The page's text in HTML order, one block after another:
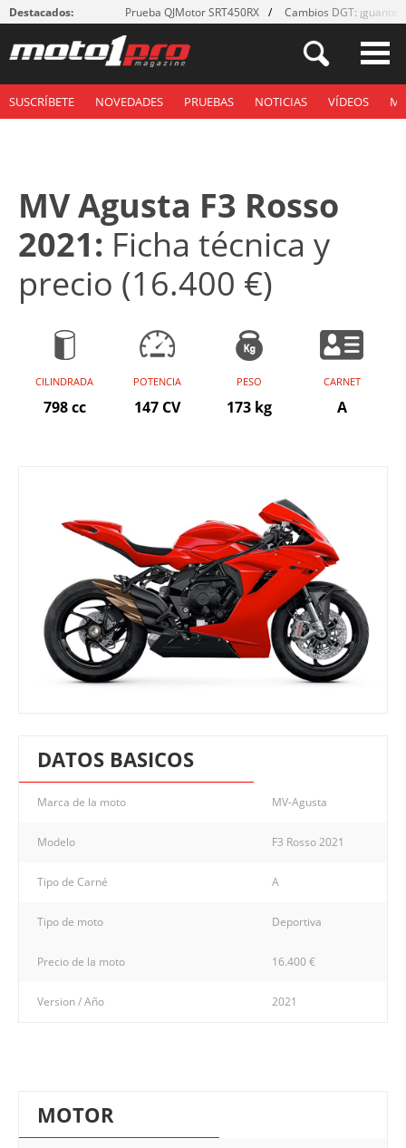
Destacados: Prueba QJMotor SRT450RX Cambios DGT: ¡guantes!
SUSCRÍBETE NOVEDADES PRUEBAS NOTICIAS VÍDEOS
MV Agusta F3 Rosso
2021: Ficha técnica y
precio (16.400 €)
CILINDRADA
798 cc
POTENCIA
147 CV
PESO
173 kg
CARNET
A
DATOS BASICOS
Marca de la moto MV-Agusta
Modelo F3 Rosso 2021
Tipo de Carné A
Tipo de moto Deportiva
Precio de la moto 16.400 €
Version / Año 2021
MOTOR